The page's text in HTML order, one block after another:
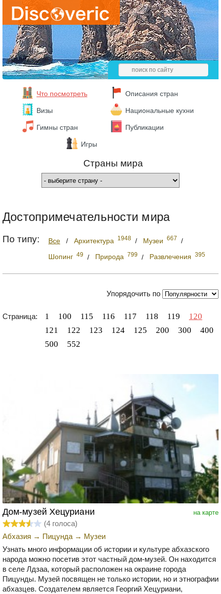
Что посмотреть Описания стран
Визы Национальные кухни
Гимны стран Публикации
Игры
Страны мира
Достопримечательности мира
По типу: Все / Архитектура 1948 / Музеи 667 /
Шопинг 49 / Природа 799 / Развлечения 395
Упорядочить по
Страница: 1 100 115 116 117 118 119
120
121
122 123 124 125 200 300
400
500
552
на карте
Дом-музей Хецуриани
(4 голоса)
Абхазия → Пицунда→ Музеи
Узнать много информации об истории и культуре абхазского
народа можно посетив этот частный дом-музей. Он находится
в селе Лдзаа, который расположен на окраине города
Пицунды. Музей посвящен не только истории, но и этнографии
абхазцев. Создателем является Георгий Хецуриани,